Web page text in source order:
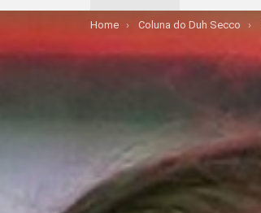
You are here:
Home Coluna do Duh Secco